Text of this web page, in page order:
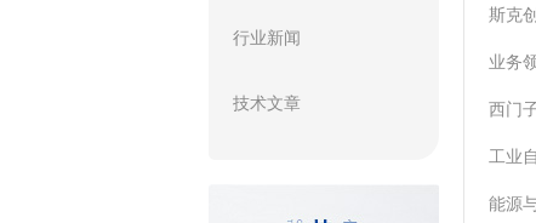
行业新闻
技术文章
斯克
业务
西门
工业
能源